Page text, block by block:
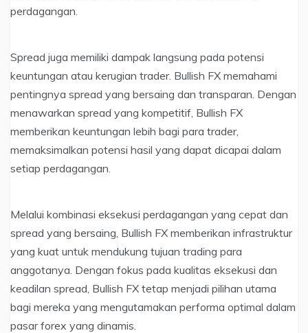
perdagangan.
Spread juga memiliki dampak langsung pada potensi
keuntungan atau kerugian trader. Bullish FX memahami
pentingnya spread yang bersaing dan transparan. Dengan
menawarkan spread yang kompetitif, Bullish FX
memberikan keuntungan lebih bagi para trader,
memaksimalkan potensi hasil yang dapat dicapai dalam
setiap perdagangan.
Melalui kombinasi eksekusi perdagangan yang cepat dan
spread yang bersaing, Bullish FX memberikan infrastruktur
yang kuat untuk mendukung tujuan trading para
anggotanya. Dengan fokus pada kualitas eksekusi dan
keadilan spread, Bullish FX tetap menjadi pilihan utama
bagi mereka yang mengutamakan performa optimal dalam
pasar forex yang dinamis.